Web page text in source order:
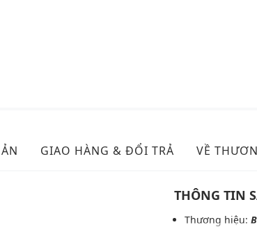
GIAO HÀNG & ĐỔI TRẢ VỀ
THÔNG TIN
Thương hiệu: